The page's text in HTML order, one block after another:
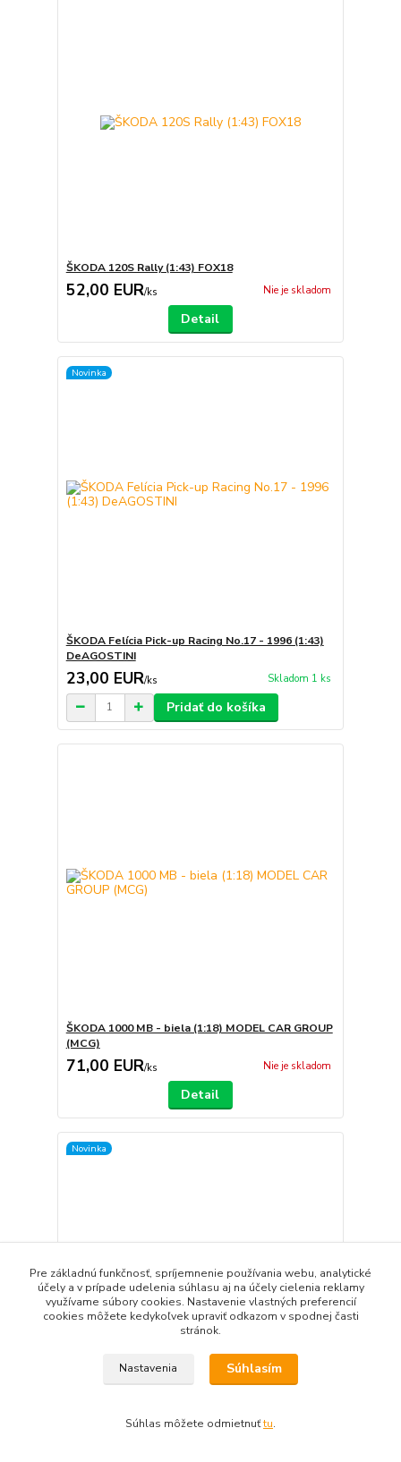
ŠKODA 120S Rally (1:43) FOX18
52,00 EUR/ks Nie je skladom
Detail
Novinka
ŠKODA Felícia Pick-up Racing No.17 - 1996 (1:43)
DeAGOSTINI
23,00 EUR/ks Skladom 1 ks
Pridať do košíka
ŠKODA 1000 MB - biela (1:18) MODEL CAR GROUP
(MCG)
71,00 EUR/ks Nie je skladom
Detail
Novinka
ŠKODA Fábia Rally2 EVO plain body version (1:18)
Pre základnú funkčnosť, spríjemnenie používania webu, analytické
účely a v prípade udelenia súhlasu aj na účely cielenia reklamy
využívame súbory cookies. Nastavenie vlastných preferencií
cookies môžete kedykoľvek upraviť odkazom v spodnej časti
stránok.
Nastavenia Súhlasím
Súhlas môžete odmietnuťtu.